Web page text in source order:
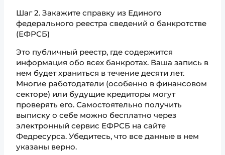
Шаг 2. Закажите справку из Единого
федерального реестра сведений о банкротстве
(ЕФРСБ)
Это публичный реестр, где содержится
информация обо всех банкротах. Ваша запись в
нем будет храниться в течение десяти лет.
Многие работодатели (особенно в финансовом
секторе) или будущие кредиторы могут
проверять его. Самостоятельно получить
выписку о себе можно бесплатно через
электронный сервис ЕФРСБ на сайте
Федресурса. Убедитесь, что все данные в нем
указаны верно.